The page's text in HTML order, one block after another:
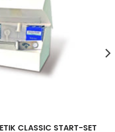
CLASSIC START-SET